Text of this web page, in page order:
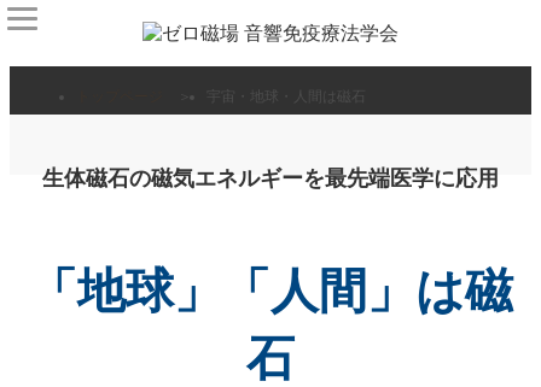
宇宙・地球・人間は磁石
生体磁石の磁気エネルギーを最先端医学に応用
「地球」「人間」は磁
石